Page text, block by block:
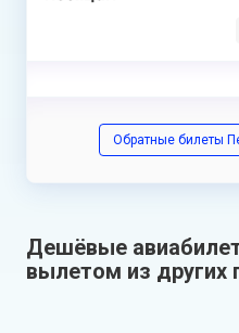
Обратные билеты
Дешёвые
вылетом из других